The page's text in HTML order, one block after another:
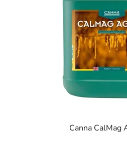
Canna CalMag